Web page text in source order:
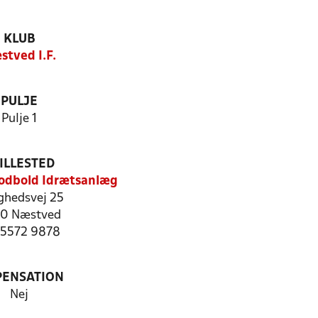
KLUB
I.F.
PULJE
Pulje 1
Idrætsanlæg
25
Næstved
5572 9878
Nej